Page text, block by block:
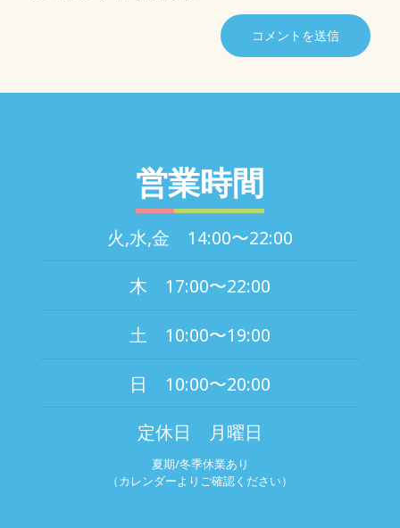
営業時間
火,水,金 14:00〜22:00
木 17:00〜22:00
土 10:00〜19:00
日 10:00〜20:00
定休日 月曜日
夏期/冬季休業あり
（カレンダーよりご確認ください）